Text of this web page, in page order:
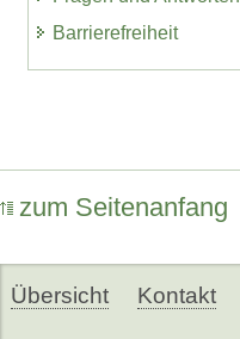
Barrierefreiheit
zum Seitenanfang
Übersicht Kontakt